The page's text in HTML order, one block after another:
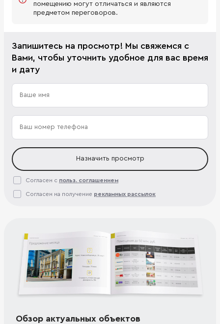
помещению могут отличаться и являются
предметом переговоров.
Запишитесь на просмотр! Мы свяжемся с
Вами, чтобы уточнить удобное для вас время
и дату
Назначить просмотр
Согласен с польз. соглашением
Согласен на получение рекламных рассылок
Обзор актуальных объектов